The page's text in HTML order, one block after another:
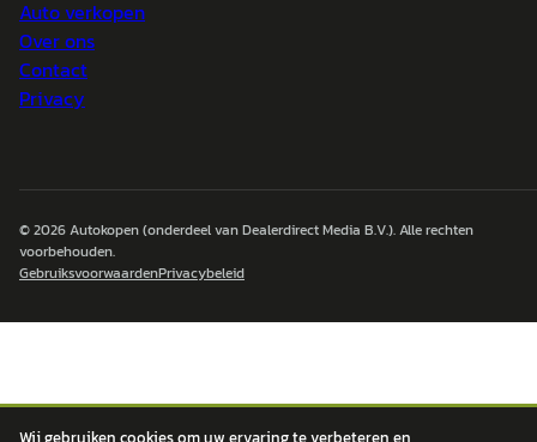
Auto verkopen
Over ons
Contact
Privacy
© 2026Autokopen(onderdeel van Dealerdirect Media B.V.). Alle rechten
voorbehouden.
GebruiksvoorwaardenPrivacybeleid